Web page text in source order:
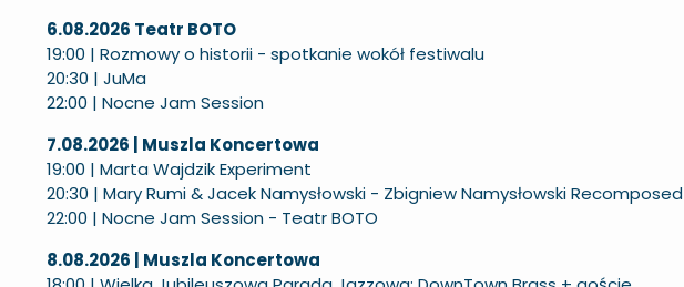
6.08.2026 Teatr BOTO
19:00 | Rozmowy o historii - spotkanie wokół festiwalu
20:30 | JuMa
22:00 | Nocne Jam Session
7.08.2026 | Muszla Koncertowa
19:00 | Marta Wajdzik Experiment
20:30 | Mary Rumi & Jacek Namysłowski - Zbigniew Namysłowski Recomposed
22:00 | Nocne Jam Session - Teatr BOTO
8.08.2026 | Muszla Koncertowa